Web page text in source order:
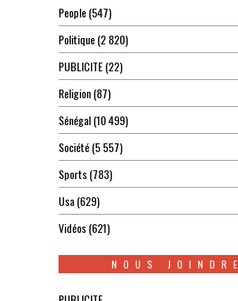
People(547)
Politique(2 820)
PUBLICITE(22)
Religion(87)
Sénégal(10 499)
Société(5 557)
Sports(783)
Usa(629)
Vidéos(621)
NOUS JOINDRE